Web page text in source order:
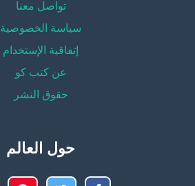
تواصل معنا
سياسة الخصوصية
إتفاقية الإستخدام
عن كتب كو
حقوق النشر
حول العالم